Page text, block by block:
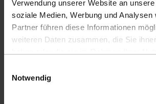
Verwendung unserer Website an
soziale Medien, Werbung und Analysen
Partner führen diese Informationen
weiteren Daten zusammen, die Sie
Notwendig
Item number: 62589